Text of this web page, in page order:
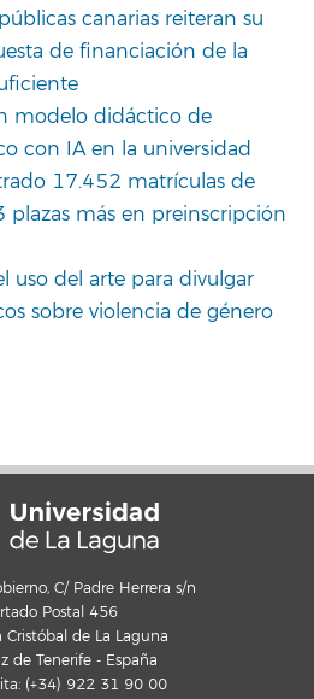
canarias reiteran su
de financiación de la
modelo didáctico de
con IA en la universidad
17.452 matrículas de
plazas más en preinscripción
uso del arte para divulgar
sobre violencia de género
C/ Padre Herrera s/n
Postal 456
Cristóbal de La Laguna
de Tenerife - España
(+34) 922 31 90 00